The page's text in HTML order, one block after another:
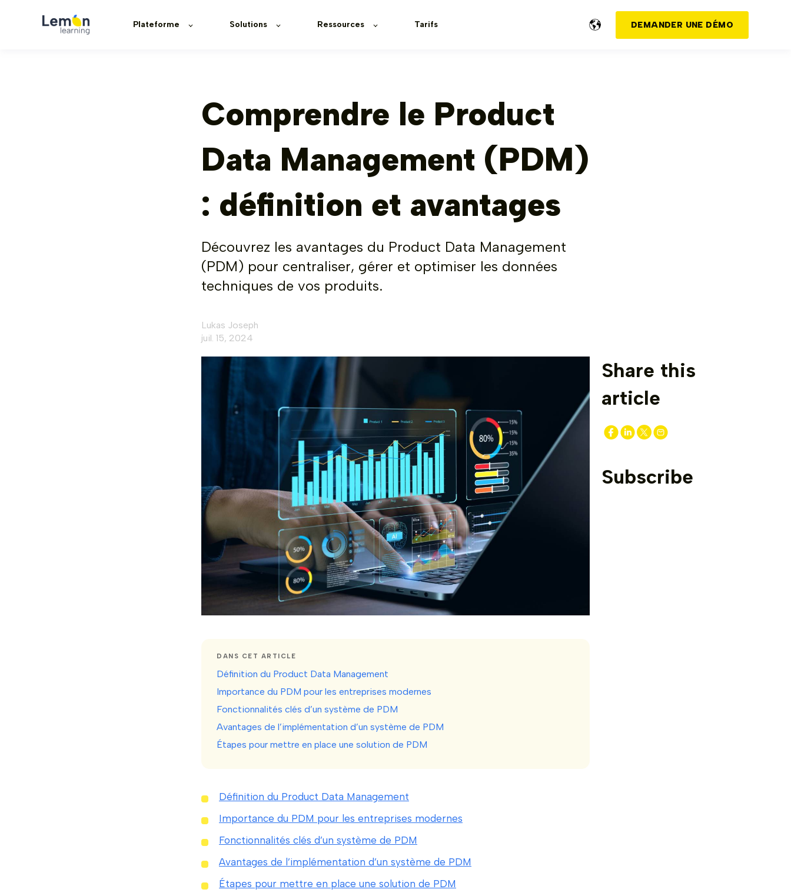
Plateforme Solutions Ressources Tarifs DEMANDER UNE DÉMO
Comprendre le Product
Data Management (PDM)
: définition et avantages
Découvrez les avantages du Product Data Management
(PDM) pour centraliser, gérer et optimiser les données
techniques de vos produits.
Lukas Joseph
juil. 15, 2024
Share this
article
Subscribe
DANS CET ARTICLE
Définition du Product Data Management
Importance du PDM pour les entreprises modernes
Fonctionnalités clés d’un système de PDM
Avantages de l’implémentation d’un système de PDM
Étapes pour mettre en place une solution de PDM
Définition du Product Data Management
Importance du PDM pour les entreprises modernes
Fonctionnalités clés d’un système de PDM
Avantages de l’implémentation d’un système de PDM
Étapes pour mettre en place une solution de PDM